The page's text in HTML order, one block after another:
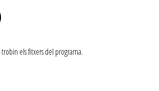
els fitxers del programa.